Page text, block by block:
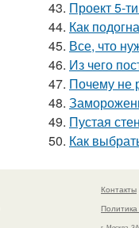
43. Проект 5-
44. Как
45. Все, что
46. Из чего
47. Почему не
48.
49. Пустая
50. Как
Контакты